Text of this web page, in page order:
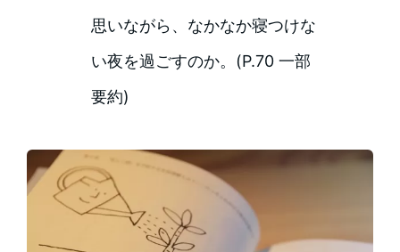
思いながら、なかなか寝つけな
い夜を過ごすのか。(P.70 一部
要約)